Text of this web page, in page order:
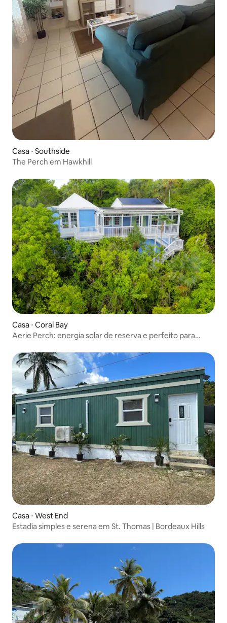
Casa ⋅ Southside
The Perch em Hawkhill
Casa ⋅ Coral Bay
Aerie Perch: energia solar de reserva e perfeito para
Casa ⋅ West End
Estadia simples e serena em St. Thomas | Bordeaux Hills